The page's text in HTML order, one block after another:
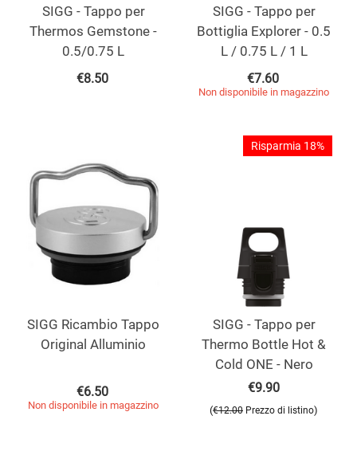
SIGG - Tappo per
Thermos Gemstone -
0.5/0.75 L
€8.50
SIGG - Tappo per
Bottiglia Explorer - 0.5
L / 0.75 L / 1 L
€7.60
Non disponibile in magazzino
SIGG Ricambio Tappo
Original Alluminio
€6.50
Non disponibile in magazzino
Risparmia 18%
SIGG - Tappo per
Thermo Bottle Hot &
Cold ONE - Nero
€9.90
(€12.00 Prezzo di listino)